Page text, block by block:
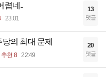
렵네..
23:01
13
댓글
의 최대 문제
추천 8 22:49
20
댓글